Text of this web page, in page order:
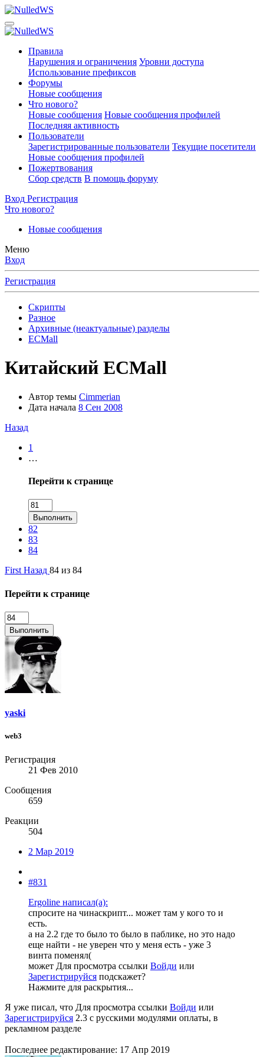
Правила
Нарушения и ограничения Уровни доступа
Использование префиксов
Форумы
Новые сообщения
Что нового?
Новые сообщения Новые сообщения профилей
Последняя активность
Пользователи
Зарегистрированные пользователи Текущие посетители
Новые сообщения профилей
Пожертвования
Сбор средств В помощь форуму
Вход Регистрация
Что нового?
Новые сообщения
Меню
Вход
Регистрация
Скрипты
Разное
Архивные (неактуальные) разделы
ECMall
Китайский ECMall
Автор темы Cimmerian
Дата начала 8 Сен 2008
Назад
1
…
Перейти к странице
Выполнить
82
83
84
First Назад 84 из 84
Перейти к странице
Выполнить
yaski
web3
Регистрация
21 Фев 2010
Сообщения
659
Реакции
504
2 Мар 2019
#831
Ergoline написал(а):
спросите на чинаскрипт... может там у кого то и
есть.
а на 2.2 где то было то было в паблике, но это надо
еще найти - не уверен что у меня есть - уже 3
винта поменял(
может Для просмотра ссылки Войди или
Зарегистрируйся подскажет?
Нажмите для раскрытия...
Я уже писал, что Для просмотра ссылки Войди или
Зарегистрируйся 2.3 с русскими модулями оплаты, в
рекламном разделе
Последнее редактирование: 17 Апр 2019